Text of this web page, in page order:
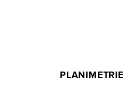
PLANIMETRIE